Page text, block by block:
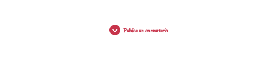
Publica un comentario